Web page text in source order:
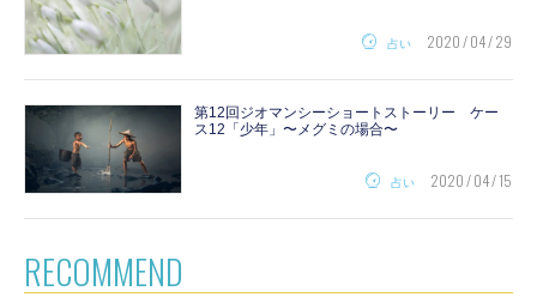
占い 2020 / 04 / 29
第12回ジオマンシーショートストーリー ケー
ス12「少年」〜メグミの場合〜
占い 2020 / 04 / 15
RECOMMEND